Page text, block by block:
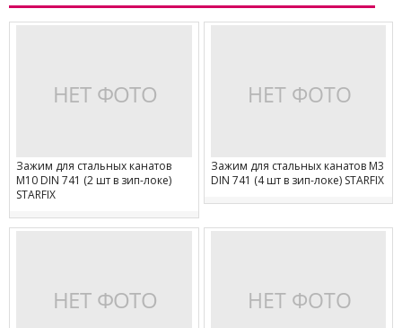
Зажим для стальных канатов
М10 DIN 741 (2 шт в зип-локе)
STARFIX
Зажим для стальных канатов М3
DIN 741 (4 шт в зип-локе) STARFIX